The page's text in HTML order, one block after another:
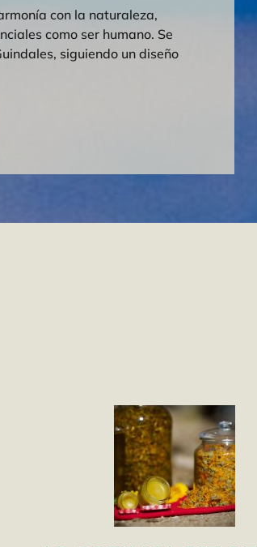
con la naturaleza,
como ser humano. Se
siguiendo un diseño